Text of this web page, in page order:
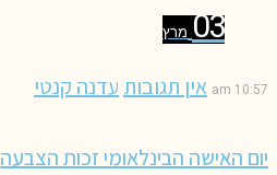
03 מרץ
10:57 am אין תגובות עדנה קנטי
יום האישה הבינלאומי זכות הצבעה